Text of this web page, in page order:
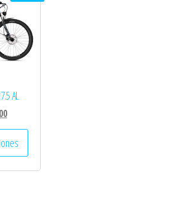
AL
El
precio
actual
es:
€499,00.
Este
tiene